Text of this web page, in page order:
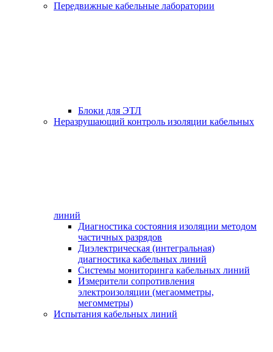
Передвижные кабельные лаборатории
Блоки для ЭТЛ
Неразрушающий контроль изоляции кабельных
линий
Диагностика состояния изоляции методом
частичных разрядов
Диэлектрическая (интегральная)
диагностика кабельных линий
Системы мониторинга кабельных линий
Измерители сопротивления
электроизоляции (мегаомметры,
мегомметры)
Испытания кабельных линий